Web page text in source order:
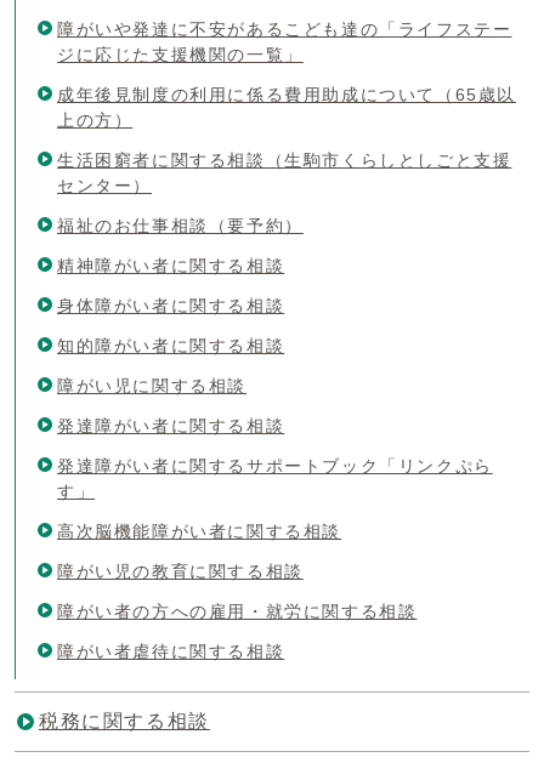
障がいや発達に不安があるこども達の「ライフステー
ジに応じた支援機関の一覧」
成年後見制度の利用に係る費用助成について（65歳以
上の方）
生活困窮者に関する相談（生駒市くらしとしごと支援
センター）
福祉のお仕事相談（要予約）
精神障がい者に関する相談
身体障がい者に関する相談
知的障がい者に関する相談
障がい児に関する相談
発達障がい者に関する相談
発達障がい者に関するサポートブック「リンクぷら
す」
高次脳機能障がい者に関する相談
障がい児の教育に関する相談
障がい者の方への雇用・就労に関する相談
障がい者虐待に関する相談
税務に関する相談